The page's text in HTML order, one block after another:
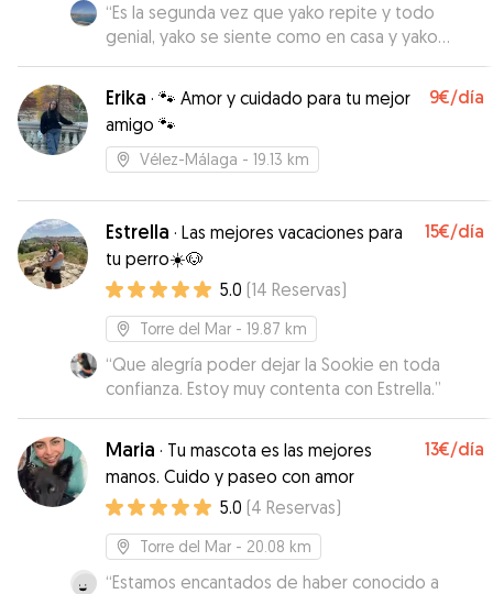
“Es la segunda vez que yako repite y todo
genial, yako se siente como en casa y yako
deseando volver..,, Valentina te mantiene
informado en todo momento de todo. Cariño
no le falta…Recomendable 100%”
Erika · 🐾 Amor y cuidado para tu mejor
amigo 🐾
9€/día
Vélez-Málaga - 19.13 km
Estrella · Las mejores vacaciones para
tu perro☀️🐶
15€/día
5.0 (14 Reservas)
Torre del Mar - 19.87 km
“Que alegría poder dejar la Sookie en toda
confianza. Estoy muy contenta con Estrella.”
Maria · Tu mascota es las mejores
manos. Cuido y paseo con amor
13€/día
5.0 (4 Reservas)
Torre del Mar - 20.08 km
“Estamos encantados de haber conocido a